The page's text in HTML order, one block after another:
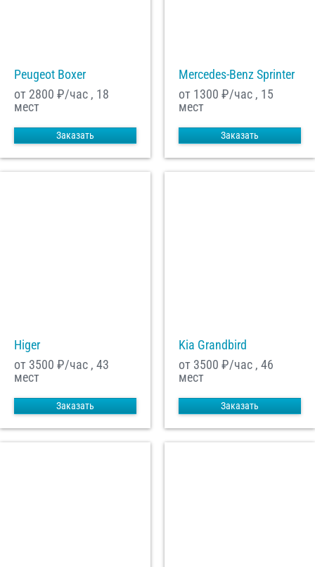
Peugeot Boxer
от 2800 ₽/час , 18
мест
Заказать
Mercedes-Benz Sprinter
от 1300 ₽/час , 15
мест
Заказать
Higer
от 3500 ₽/час , 43
мест
Заказать
Kia Grandbird
от 3500 ₽/час , 46
мест
Заказать